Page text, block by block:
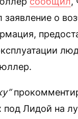
о
Лидой на